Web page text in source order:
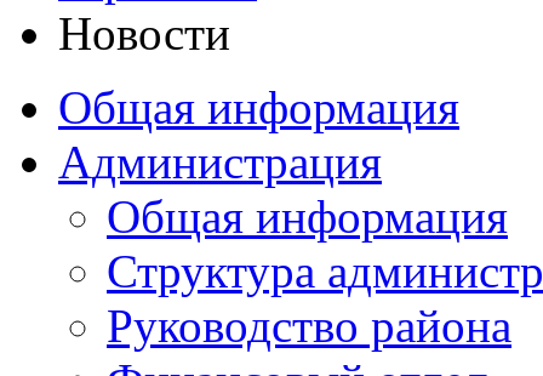
Новости
Общая информация
Администрация
Общая информация
Структура
Руководство района